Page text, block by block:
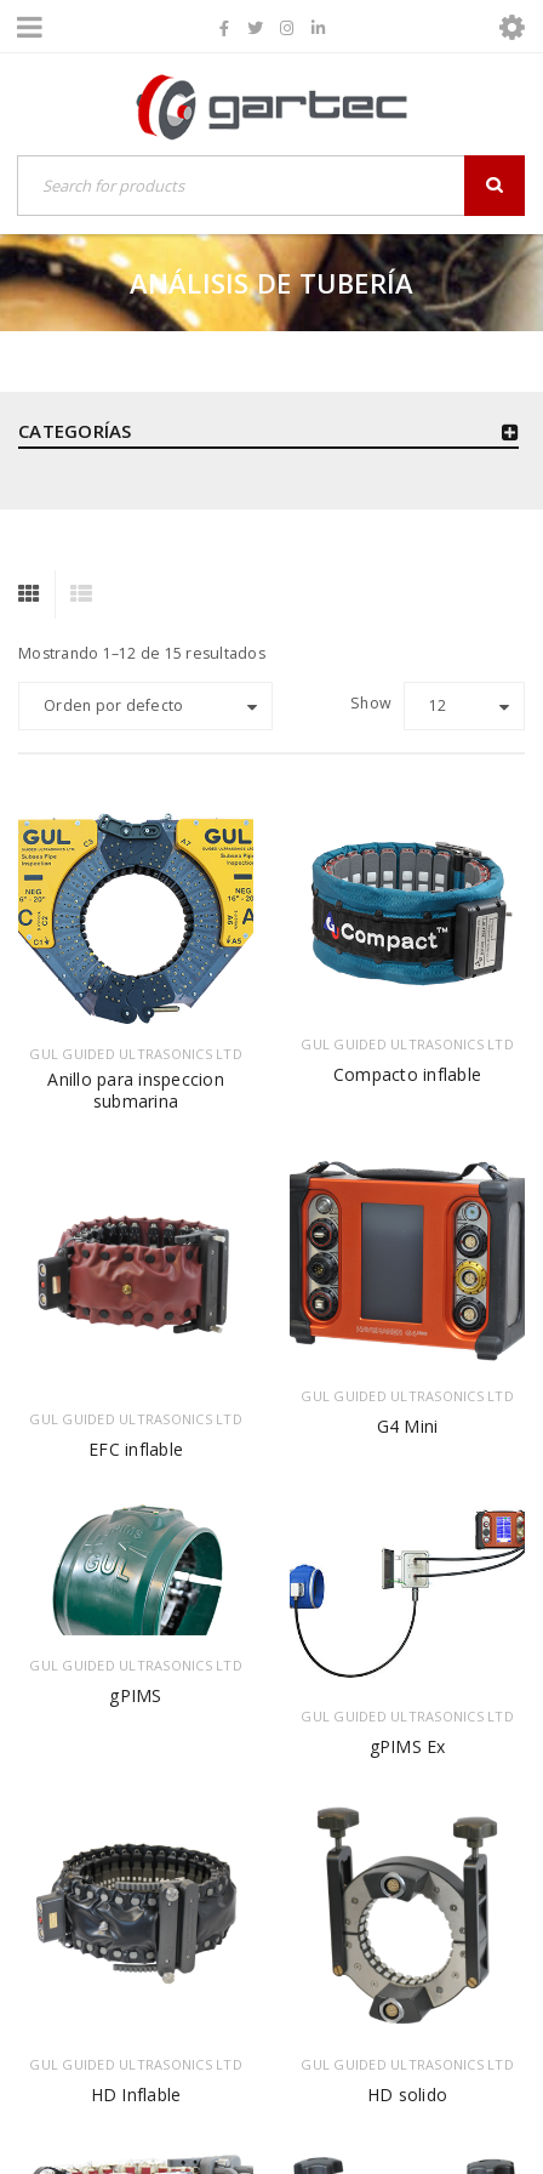
ANÁLISIS DE TUBERÍA
CATEGORÍAS
Mostrando 1–12 de 15 resultados
Orden por defecto Show 12
GUL GUIDED ULTRASONICS LTD
Anillo para inspeccion
submarina
GUL GUIDED ULTRASONICS LTD
Compacto inflable
GUL GUIDED ULTRASONICS LTD
EFC inflable
GUL GUIDED ULTRASONICS LTD
G4 Mini
GUL GUIDED ULTRASONICS LTD
gPIMS
GUL GUIDED ULTRASONICS LTD
gPIMS Ex
GUL GUIDED ULTRASONICS LTD
HD Inflable
GUL GUIDED ULTRASONICS LTD
HD solido